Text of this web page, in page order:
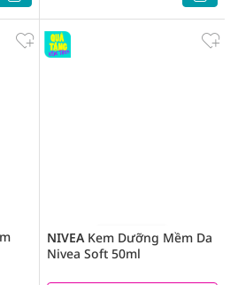
NIVEAKem Dưỡng Mềm Da
Nivea Soft 50ml